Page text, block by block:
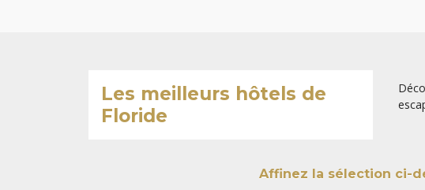
Les meilleurs hôtels de
Floride
Affinez la sélection ci-